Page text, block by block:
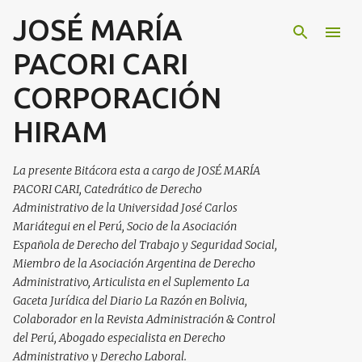
Ir al contenido principal
JOSÉ MARÍA
PACORI CARI
CORPORACIÓN
HIRAM
La presente Bitácora esta a cargo de JOSÉ MARÍA
PACORI CARI, Catedrático de Derecho
Administrativo de la Universidad José Carlos
Mariátegui en el Perú, Socio de la Asociación
Española de Derecho del Trabajo y Seguridad Social,
Miembro de la Asociación Argentina de Derecho
Administrativo, Articulista en el Suplemento La
Gaceta Jurídica del Diario La Razón en Bolivia,
Colaborador en la Revista Administración & Control
del Perú, Abogado especialista en Derecho
Administrativo y Derecho Laboral.